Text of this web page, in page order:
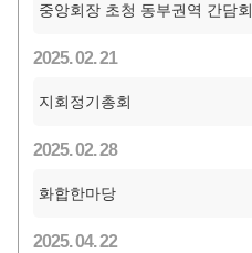
중앙회장 초청 동부권역 간담회
2025. 02. 21
지회정기총회
2025. 02. 28
화합한마당
2025. 04. 22